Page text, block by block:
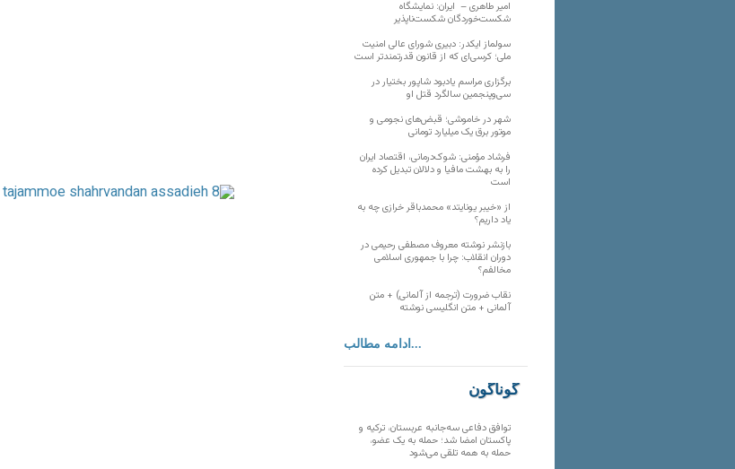
امیر طاهری – ایران: نمایشگاه
شکست‌خوردگان شکست‌ناپذیر
سولماز ایکدر: دبیری شورای عالی امنیت
ملی؛ کرسی‌ای که از قانون قدرتمندتر است
برگزاری مراسم یادبود شاپور بختیار در
سی‌وپنجمین سالگرد قتل او
شهر در خاموشی؛ قبض‌های نجومی و
موتور برق یک میلیارد تومانی
فرشاد مؤمنی: شوک‌درمانی، اقتصاد ایران
را به بهشت مافیا و دلالان تبدیل کرده
است
از «خیبر یونایتد» محمدباقر خرازی چه به
یاد داریم؟
بازنشر نوشته معروف مصطفی رحیمی در
دوران انقلاب: چرا با جمهوری اسلامی
مخالفم؟
نقاب ضرورت (ترجمه از آلمانی) + متن
آلمانی + متن انگلیسی نوشته
ادامه مطالب...
گوناگون
توافق دفاعی سه‌جانبه عربستان، ترکیه و
پاکستان امضا شد؛ حمله به یک عضو،
حمله به همه تلقی می‌شود